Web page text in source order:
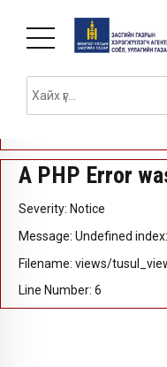
A PHP Error
Severity: Notice
Message: Undefined
Filename: views/
A PHP Error
Severity: Notice
Message: Undefined
Filename: views/
Line Number: 6